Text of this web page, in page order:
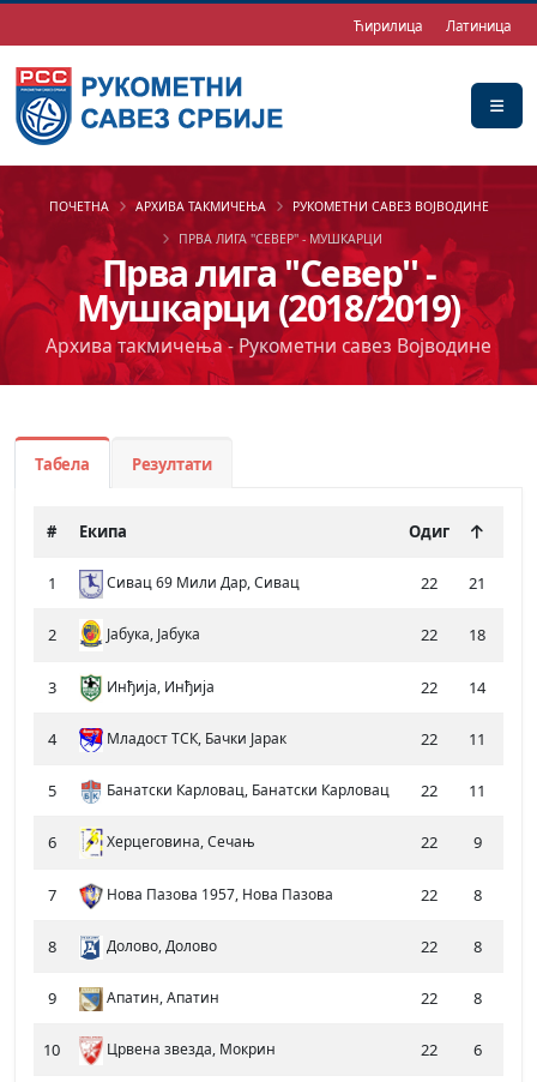
Ћирилица Латиница
Прва лига ''Север'' -
Мушкарци (2018/2019)
Архива такмичења - Рукометни савез Војводине
ПОЧЕТНА АРХИВА ТАКМИЧЕЊА
РУКОМЕТНИ САВЕЗ ВОЈВОДИНЕ
ПРВА ЛИГА ''СЕВЕР'' - МУШКАРЦИ
Табела Резултати
# Екипа Одиг
1 Сивац 69 Мили Дар, Сивац 22 21
2 Јабука, Јабука 22 18
3 Инђија, Инђија 22 14
4 Младост ТСК, Бачки Јарак 22 11
5 Банатски Карловац, Банатски Карловац 22 11
6 Херцеговина, Сечањ 22 9
7 Нова Пазова 1957, Нова Пазова 22 8
8 Долово, Долово 22 8
9 Апатин, Апатин 22 8
10 Црвена звезда, Мокрин 22 6